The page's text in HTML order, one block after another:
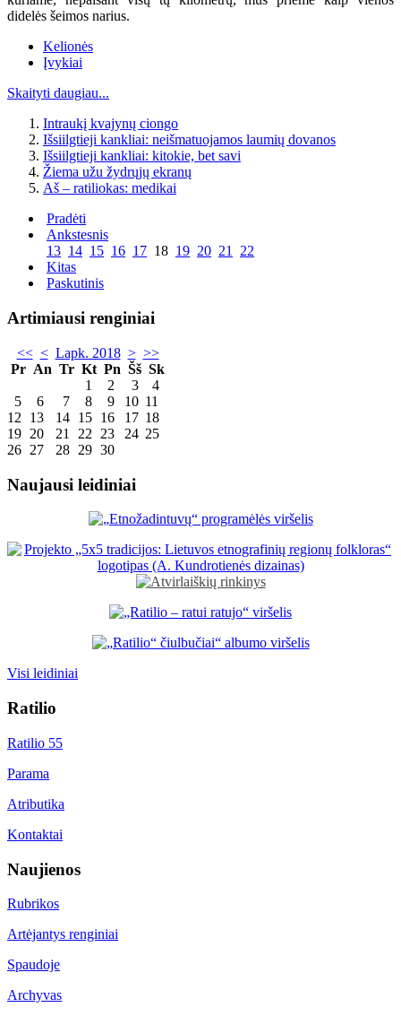
didelės šeimos narius.
Kelionės
Įvykiai
Skaityti daugiau...
Intraukį kvajynų ciongo
Išsiilgtieji kankliai: neišmatuojamos laumių dovanos
Išsiilgtieji kankliai: kitokie, bet savi
Žiema užu žydrųjų ekranų
Aš – ratiliokas: medikai
Pradėti
Ankstesnis
13 14 15 16 17 18 19 20 21 22
Kitas
Paskutinis
Artimiausi renginiai
<< < Lapk. 2018 > >>
Pr An Tr Kt Pn Šš Sk
1
2 3
4
5
6 7 8 9 10 11
12
13 14 15 16 17 18
19 20 21 22 23 24 25
26 27 28 29 30
Naujausi leidiniai
Visi leidiniai
Ratilio
Ratilio 55
Parama
Atributika
Kontaktai
Naujienos
Rubrikos
Artėjantys renginiai
Spaudoje
Archyvas